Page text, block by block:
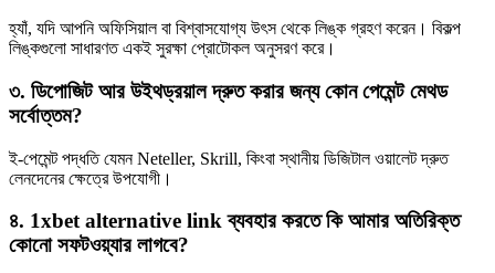
হ্যাঁ, যদি আপনি অফিসিয়াল বা বিশ্বাসযোগ্য উৎস থেকে লিঙ্ক গ্রহণ করেন। বিকল্প
লিঙ্কগুলো সাধারণত একই সুরক্ষা প্রোটোকল অনুসরণ করে।
৩. ডিপোজিট আর উইথড্রয়াল দ্রুত করার জন্য কোন পেমেন্ট মেথড
সর্বোত্তম?
ই-পেমেন্ট পদ্ধতি যেমন Neteller, Skrill, কিংবা স্থানীয় ডিজিটাল ওয়ালেট দ্রুত
লেনদেনের ক্ষেত্রে উপযোগী।
৪. 1xbet alternative link ব্যবহার করতে কি আমার অতিরিক্ত
কোনো সফটওয়্যার লাগবে?